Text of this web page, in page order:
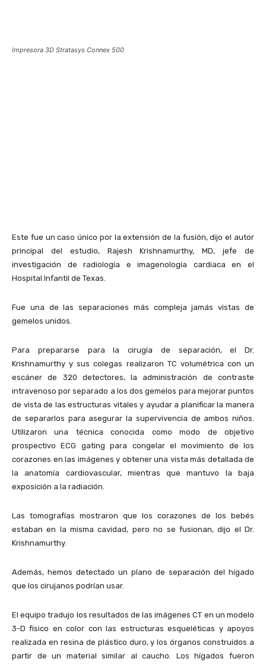
Impresora 3D Stratasys Connex 500
Este fue un caso único por la extensión de la fusión, dijo el autor
principal del estudio, Rajesh Krishnamurthy, MD, jefe de
investigación de radiología e imagenología cardiaca en el
Hospital Infantil de Texas.
Fue una de las separaciones más compleja jamás vistas de
gemelos unidos.
Para prepararse para la cirugía de separación, el Dr.
Krishnamurthy y sus colegas realizaron TC volumétrica con un
escáner de 320 detectores, la administración de contraste
intravenoso por separado a los dos gemelos para mejorar puntos
de vista de las estructuras vitales y ayudar a planificar la manera
de separarlos para asegurar la supervivencia de ambos niños.
Utilizaron una técnica conocida como modo de objetivo
prospectivo ECG gating para congelar el movimiento de los
corazones en las imágenes y obtener una vista más detallada de
la anatomía cardiovascular, mientras que mantuvo la baja
exposición a la radiación.
Las tomografías mostraron que los corazones de los bebés
estaban en la misma cavidad, pero no se fusionan, dijo el Dr.
Krishnamurthy.
Además, hemos detectado un plano de separación del hígado
que los cirujanos podrían usar.
El equipo tradujo los resultados de las imágenes CT en un modelo
3-D físico en color con las estructuras esqueléticas y apoyos
realizada en resina de plástico duro, y los órganos construidos a
partir de un material similar al caucho. Los hígados fueron